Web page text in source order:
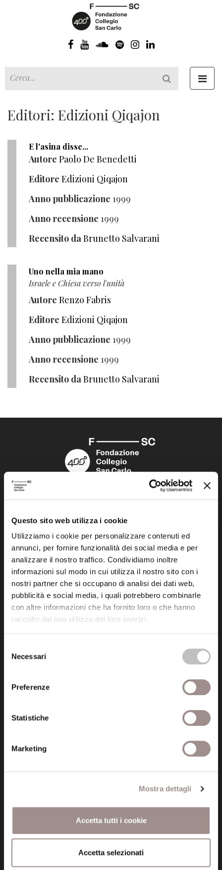
Questo sito web utilizza i cookie
Utilizziamo i cookie per personalizzare contenuti ed
annunci, per fornire funzionalità dei social media e per
analizzare il nostro traffico. Condividiamo inoltre
informazioni sul modo in cui utilizza il nostro sito con i
nostri partner che si occupano di analisi dei dati web,
pubblicità e social media, i quali potrebbero combinarle
con altre informazioni che ha fornito loro o che hanno
raccolto dal suo utilizzo dei loro servizi.
delNecessari
Preferenze
Statistiche
Marketing
Mostra dettagli
Accetta tutti i cookie
Accetta selezionati
Editori: Edizioni Qiqajon
E l'asina disse...
Autore Paolo De Benedetti
Editore Edizioni Qiqajon
Anno pubblicazione 1999
Anno recensione 1999
Recensito daBrunetto Salvarani
Uno nella mia mano
Israele e Chiesa verso l'unità
Autore Renzo Fabris
Editore Edizioni Qiqajon
Anno pubblicazione 1999
Anno recensione 1999
Recensito daBrunetto Salvarani
Fondazione Collegio San Carlo
41121 Modena (MO)
P.I. 00641060363
tel. 059.421211
info@fondazionesancarlo.it
Posta certificata (PEC)
fondazionecollegiosancarlo@legalmail.it
Certificazioni
Cookie policy
Whistleblowing
Menu